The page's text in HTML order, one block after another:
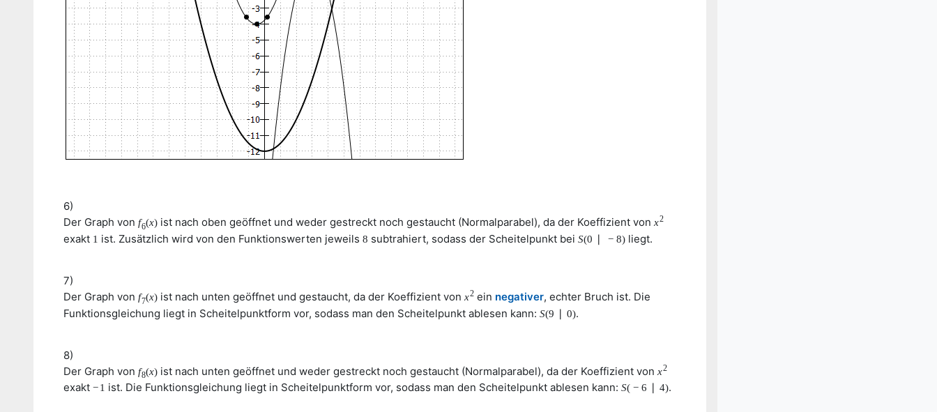
6)
Der Graph von f6(x)ist nach oben geöffnet und weder gestreckt noch gestaucht (Normalparabel), da der Koeffizient von x2
exakt 1 ist. Zusätzlich wird von den Funktionswerten jeweils 8 subtrahiert, sodass der Scheitelpunkt bei S(0 − 8)liegt.
7)
Der Graph von f7(x)ist nach unten geöffnet und gestaucht, da der Koeffizient von x2ein negativer, echter Bruch ist. Die
Funktionsgleichung liegt in Scheitelpunktform vor, sodass man den Scheitelpunkt ablesen kann: S(9 ∣ 0).
8)
Der Graph von f8(x)ist nach unten geöffnet und weder gestreckt noch gestaucht (Normalparabel), da der Koeffizient von x2
exakt −1 ist. Die Funktionsgleichung liegt in Scheitelpunktform vor, sodass man den Scheitelpunkt ablesen kann: S( − 6 4).